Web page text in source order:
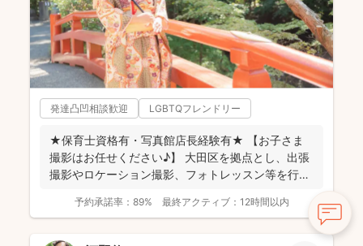
発達凸凹相談歓迎 LGBTQフレンドリー
★保育士資格有・写真館店長経験有★ 【お子さま
撮影はお任せください♪】 大田区を拠点とし、出張
撮影やロケーション撮影、フォトレッスン等を行っ
予約承諾率： 89% 最終アクティブ： 12時間以内